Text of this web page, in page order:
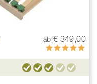
ab € 349,00
Bewertung:
100%